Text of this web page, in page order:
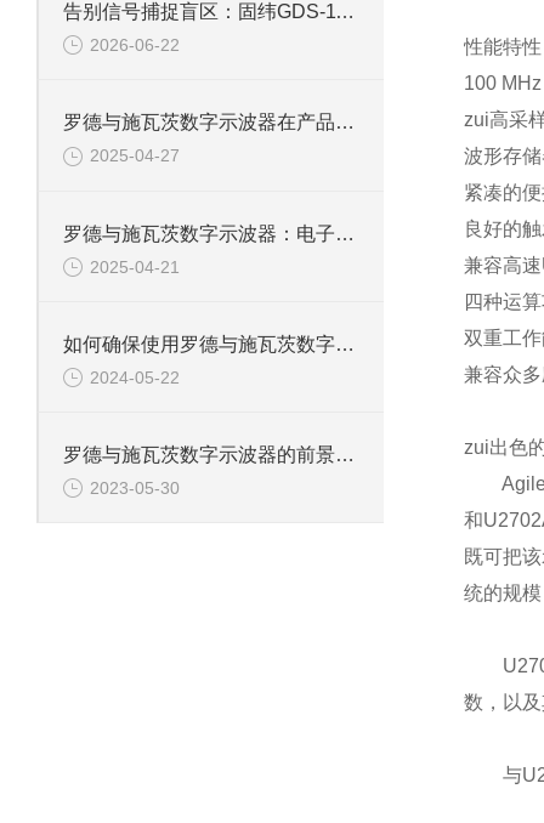
告别信号捕捉盲区：固纬GDS-1102示波器峰值侦测与触发系统全攻略
2026-06-22
罗德与施瓦茨数字示波器在产品开发中的关键作用
2025-04-27
罗德与施瓦茨数字示波器：电子工程师的精准测量设备
2025-04-21
如何确保使用罗德与施瓦茨数字示波器的安全性？
2024-05-22
罗德与施瓦茨数字示波器的前景和发展怎样？
2023-05-30
性能特性
100
zui高采
波形存
紧凑的
良好的
兼容高
四种运
双重工
兼容众
zui出色
Agilent
和
既可把
统的规
数，以
与